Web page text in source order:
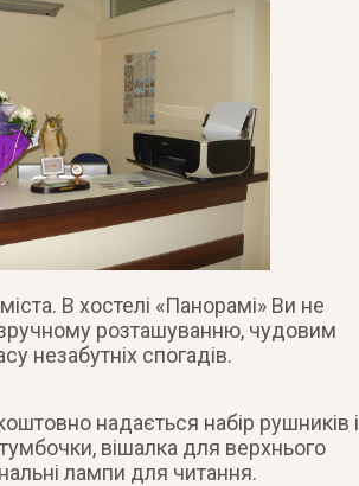
В хостелі «Панорамі» Ви не
розташуванню, чудовим
незабутніх спогадів.
надається набір рушників і
вішалка для верхнього
лампи для читання.